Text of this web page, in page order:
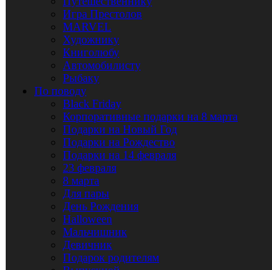
Игра Престолов
MARVEL
Художнику
Книголюбу
Автомобилисту
Рыбаку
По поводу
Black Friday
Корпоративные подарки на 8 марта
Подарки на Новый Год
Подарки на Рождество
Подарки на 14 февраля
23 февраля
8 марта
Для пары
День Рождения
Halloween
Мальчишник
Девичник
Подарок родителям